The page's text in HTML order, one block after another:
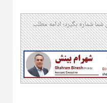
شما شماره بگیرد؛ ادامه مطلب